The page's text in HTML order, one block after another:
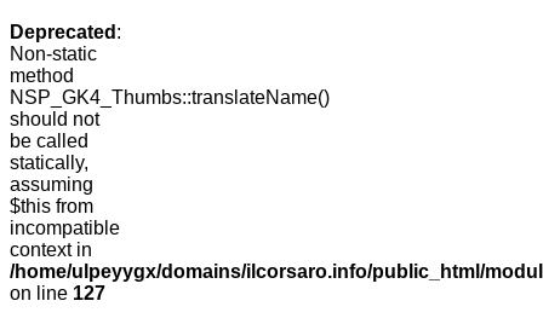
Deprecated :
Non-static
method
NSP_GK4_Thumbs::translateName()
should not
be called
statically,
assuming
$this from
incompatible
context in
/home/ulpeyygx/domains/ilcorsaro.info/public_html/
on line 127